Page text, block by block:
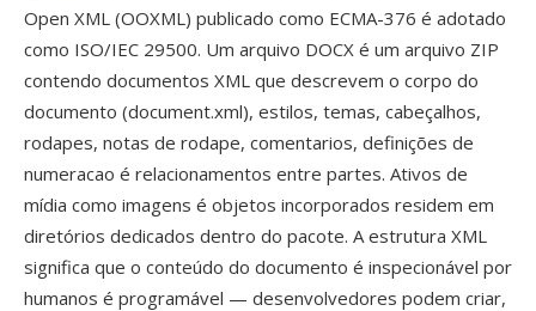
Open XML (OOXML) publicado como ECMA-376 é adotado
como ISO/IEC 29500. Um arquivo DOCX é um arquivo ZIP
contendo documentos XML que descrevem o corpo do
documento (document.xml), estilos, temas, cabeçalhos,
rodapes, notas de rodape, comentarios, definições de
numeracao é relacionamentos entre partes. Ativos de
mídia como imagens é objetos incorporados residem em
diretórios dedicados dentro do pacote. A estrutura XML
significa que o conteúdo do documento é inspecionável por
humanos é programável — desenvolvedores podem criar,